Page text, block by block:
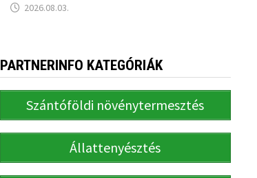
2026.08.03.
PARTNERINFO KATEGÓRIÁK
Szántóföldi növénytermesztés
Állattenyésztés